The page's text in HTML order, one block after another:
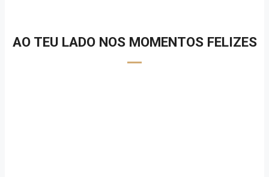
AO TEU LADO NOS MOMENTOS FELIZES